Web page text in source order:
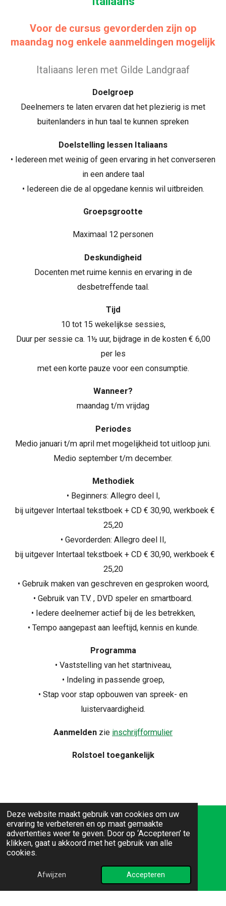
Deze website maakt gebruik van cookies om uw
ervaring te verbeteren en op maat gemaakte
advertenties weer te geven. Door op ‘Accepteren’ te
klikken, gaat u akkoord met het gebruik van alle
cookies.
Afwijzen Accepteren
Voor de cursus gevorderden zijn op
maandag nog enkele aanmeldingen mogelijk
Italiaans leren met Gilde Landgraaf
Doelgroep
Deelnemers te laten ervaren dat het plezierig is met
buitenlanders in hun taal te kunnen spreken
Doelstelling lessen Italiaans
• Iedereen met weinig of geen ervaring in het converseren
in een andere taal
• Iedereen die de al opgedane kennis wil uitbreiden.
Groepsgrootte
Maximaal 12 personen
Deskundigheid
Docenten met ruime kennis en ervaring in de
desbetreffende taal.
Tijd
10 tot 15 wekelijkse sessies,
Duur per sessie ca. 1½ uur, bijdrage in de kosten € 6,00
per les
met een korte pauze voor een consumptie.
Wanneer?
maandag t/m vrijdag
Periodes
Medio januari t/m april met mogelijkheid tot uitloop juni.
Medio september t/m december.
Methodiek
• Beginners: Allegro deel I,
bij uitgever Intertaal tekstboek + CD € 30,90, werkboek €
25,20
• Gevorderden: Allegro deel II,
bij uitgever Intertaal tekstboek + CD € 30,90, werkboek €
25,20
• Gebruik maken van geschreven en gesproken woord,
• Gebruik van T.V. , DVD speler en smartboard.
• Iedere deelnemer actief bij de les betrekken,
• Tempo aangepast aan leeftijd, kennis en kunde.
Programma
• Vaststelling van het startniveau,
• Indeling in passende groep,
• Stap voor stap opbouwen van spreek- en
luistervaardigheid.
Aanmelden zie inschrijfformulier
Rolstoel toegankelijk
Adres: Sweelinckplein 1, 6371 LB Landgraaf
Tel: 045 - 569 56 80
Website:www.servicegilde-landgraaf.nl
K.v.K.-nummer: 41073218